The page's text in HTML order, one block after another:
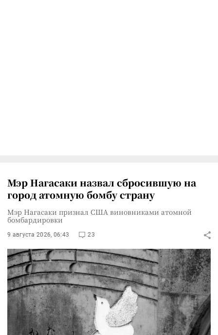
Мэр Нагасаки назвал сбросившую на
город атомную бомбу страну
Мэр Нагасаки признал США виновниками атомной
бомбардировки
9 августа 2026, 06:43 23